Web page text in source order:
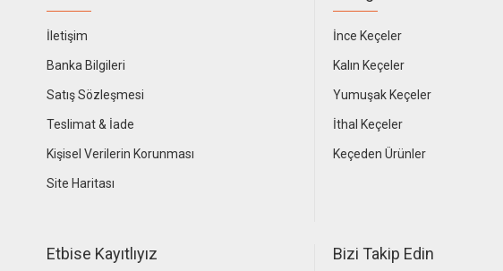
İletişim
Banka Bilgileri
Satış Sözleşmesi
Teslimat & İade
Kişisel Verilerin Korunması
Site Haritası
İnce Keçeler
Kalın Keçeler
Yumuşak Keçeler
İthal Keçeler
Keçeden Ürünler
Etbise Kayıtlıyız Bizi Takip Edin